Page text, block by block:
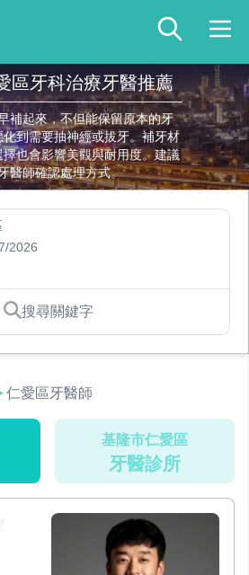
區牙科治療牙醫推薦
補起來，不但能保留原本的牙
到需要抽神經或拔牙。補牙材
也會影響美觀與耐用度。建議
醫師確認處理方式。
2026
搜尋關鍵字
仁愛區牙醫師
基隆市仁愛區
牙醫診所